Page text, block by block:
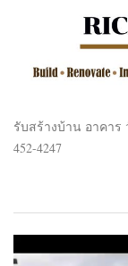
รับสร้างบ้าน อาคาร
452-4247